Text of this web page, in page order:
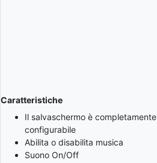
Caratteristiche
Il salvaschermo è completamente
configurabile
Abilita o disabilita musica
Suono On/Off